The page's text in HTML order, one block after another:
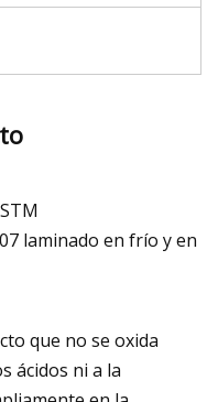
laminado en frío y en
que no se oxida
ácidos ni a la